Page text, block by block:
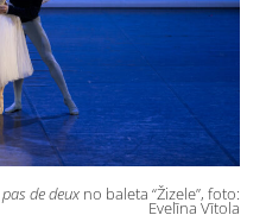
pas de deuxno baleta “Žizele”, foto:
Evelīna Vītola